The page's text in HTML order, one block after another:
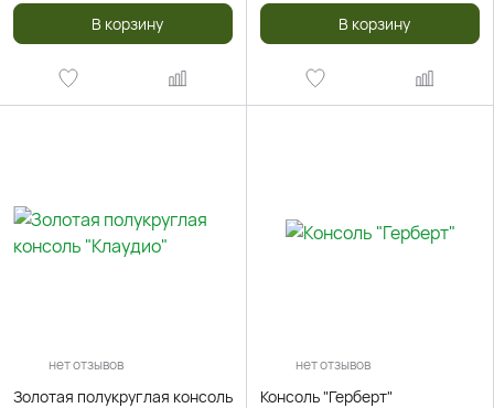
В корзину В корзину
нет отзывов
Золотая полукруглая консоль
нет отзывов
Консоль "Герберт"